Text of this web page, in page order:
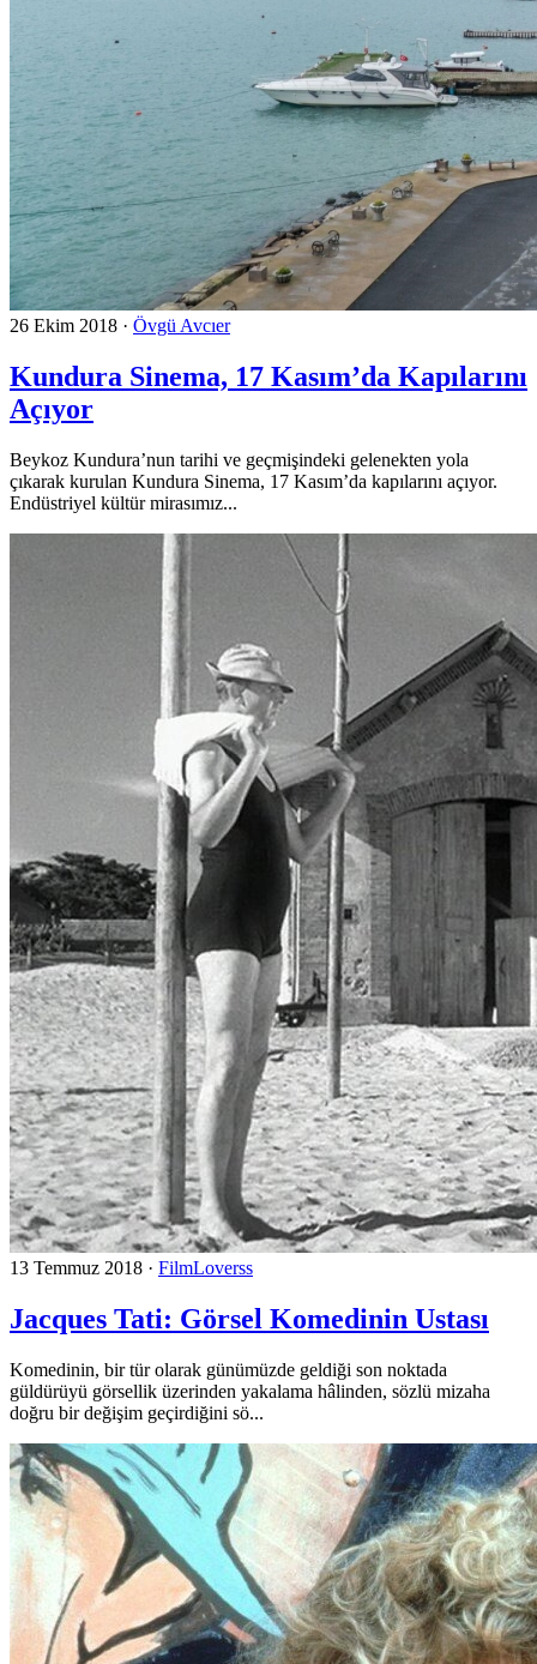
26 Ekim 2018 · Övgü Avcıer
Kundura Sinema, 17 Kasım’da Kapılarını
Açıyor
Beykoz Kundura’nun tarihi ve geçmişindeki gelenekten yola
çıkarak kurulan Kundura Sinema, 17 Kasım’da kapılarını açıyor.
Endüstriyel kültür mirasımız...
13 Temmuz 2018 · FilmLoverss
Jacques Tati: Görsel Komedinin Ustası
Komedinin, bir tür olarak günümüzde geldiği son noktada
güldürüyü görsellik üzerinden yakalama hâlinden, sözlü mizaha
doğru bir değişim geçirdiğini sö...